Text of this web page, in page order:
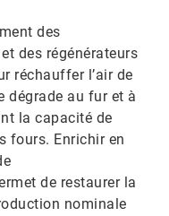
des
des régénérateurs
réchauffer l’air de
dégrade au fur et à
la capacité de
fours. Enrichir en
de restaurer la
nominale